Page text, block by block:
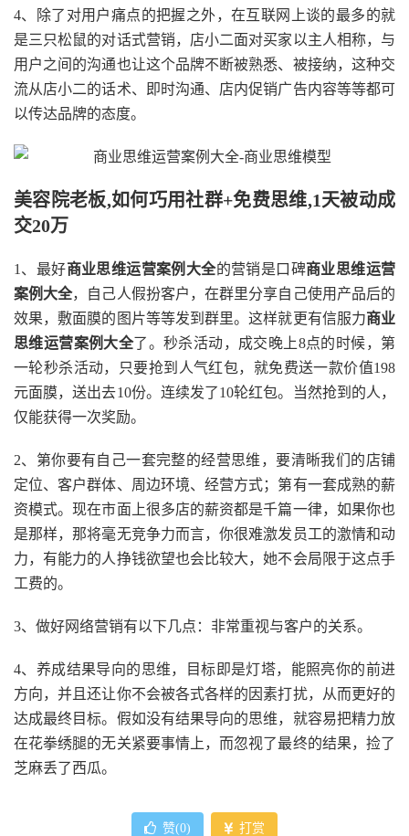
4、除了对用户痛点的把握之外，在互联网上谈的最多的就
是三只松鼠的对话式营销，店小二面对买家以主人相称，与
用户之间的沟通也让这个品牌不断被熟悉、被接纳，这种交
流从店小二的话术、即时沟通、店内促销广告内容等等都可
以传达品牌的态度。
美容院老板,如何巧用社群+免费思维,1天被动成
交20万
1、最好商业思维运营案例大全的营销是口碑商业思维运营
案例大全，自己人假扮客户，在群里分享自己使用产品后的
效果，敷面膜的图片等等发到群里。这样就更有信服力商业
思维运营案例大全了。秒杀活动，成交晚上8点的时候，第
一轮秒杀活动，只要抢到人气红包，就免费送一款价值198
元面膜，送出去10份。连续发了10轮红包。当然抢到的人，
仅能获得一次奖励。
2、第你要有自己一套完整的经营思维，要清晰我们的店铺
定位、客户群体、周边环境、经营方式；第有一套成熟的薪
资模式。现在市面上很多店的薪资都是千篇一律，如果你也
是那样，那将毫无竞争力而言，你很难激发员工的激情和动
力，有能力的人挣钱欲望也会比较大，她不会局限于这点手
工费的。
3、做好网络营销有以下几点：非常重视与客户的关系。
4、养成结果导向的思维，目标即是灯塔，能照亮你的前进
方向，并且还让你不会被各式各样的因素打扰，从而更好的
达成最终目标。假如没有结果导向的思维，就容易把精力放
在花拳绣腿的无关紧要事情上，而忽视了最终的结果，捡了
芝麻丢了西瓜。
赞(0) 打赏